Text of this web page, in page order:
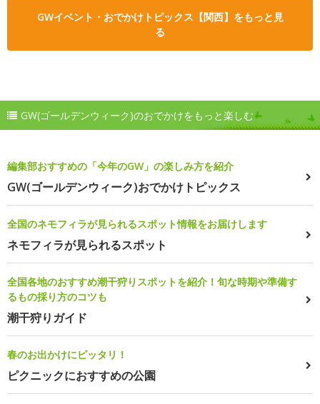
GWイベント・おでかけトピックス【関西】をもっと見
る
GW(ゴールデンウィーク)のおでかけをもっと楽しむ
編集部おすすめの「今年のGW」の楽しみ方を紹介
GW(ゴールデンウィーク)おでかけトピックス
全国のネモフィラが見られるスポット情報をお届けします
ネモフィラが見られるスポット
全国各地のおすすめ潮干狩りスポットを紹介！旬な時期や準備す
るもの採り方のコツも
潮干狩りガイド
春のお出かけにピッタリ！
ピクニックにおすすめの公園